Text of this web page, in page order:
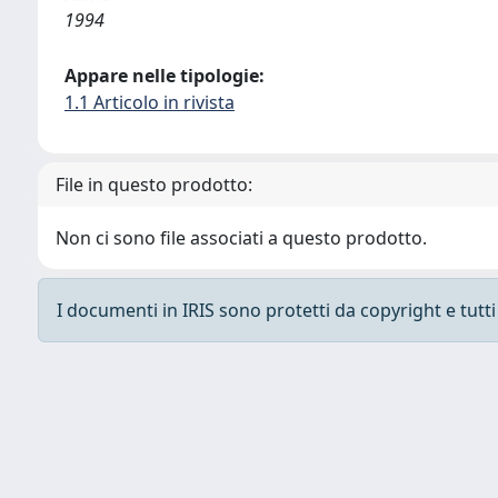
1994
Appare nelle tipologie:
1.1 Articolo in rivista
File in questo prodotto:
Non ci sono file associati a questo prodotto.
I documenti in IRIS sono protetti da copyright e